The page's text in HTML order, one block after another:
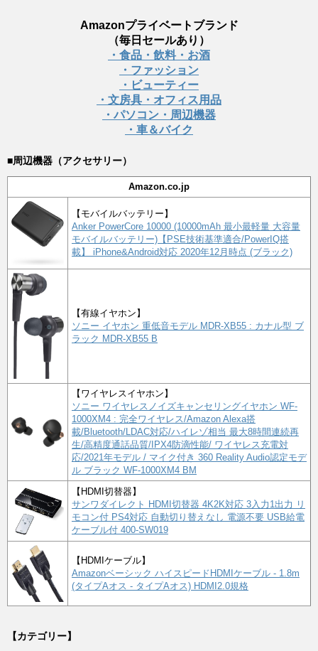
Amazonプライベートブランド
（毎日セールあり）
・食品・飲料・お酒
・ファッション
・ビューティー
・文房具・オフィス用品
・パソコン・周辺機器
・車＆バイク
■周辺機器（アクセサリー）
Amazon.co.jp
【モバイルバッテリー】
Anker PowerCore 10000 (10000mAh 最小最軽量 大容量
モバイルバッテリー)【PSE技術基準適合/PowerIQ搭
載】 iPhone&Android対応 2020年12月時点 (ブラック)
【有線イヤホン】
ソニー イヤホン 重低音モデル MDR-XB55 : カナル型 ブ
ラック MDR-XB55 B
【ワイヤレスイヤホン】
ソニー ワイヤレスノイズキャンセリングイヤホン WF-
1000XM4 : 完全ワイヤレス/Amazon Alexa搭
載/Bluetooth/LDAC対応/ハイレゾ相当 最大8時間連続再
生/高精度通話品質/IPX4防滴性能/ ワイヤレス充電対
応/2021年モデル / マイク付き 360 Reality Audio認定モデ
ル ブラック WF-1000XM4 BM
【HDMI切替器】
サンワダイレクト HDMI切替器 4K2K対応 3入力1出力 リ
モコン付 PS4対応 自動切り替えなし 電源不要 USB給電
ケーブル付 400-SW019
【HDMIケーブル】
Amazonベーシック ハイスピードHDMIケーブル - 1.8m
(タイプAオス - タイプAオス) HDMI2.0規格
【カテゴリー】